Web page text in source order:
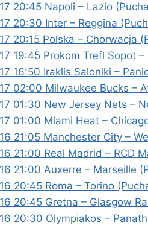
20:45 Napoli – Lazio
20:30 Inter – Reggina
20:15 Polska – Chorwacja
19:45 Prokom Trefl Sopot
16:50 Iraklis Saloniki –
02:00 Milwaukee Bucks –
01:30 New Jersey Nets –
01:00 Miami Heat –
21:05 Manchester City –
21:00 Real Madrid – RCD
21:00 Auxerre – Marseille
20:45 Roma – Torino
20:45 Gretna – Glasgow
20:30 Olympiakos –